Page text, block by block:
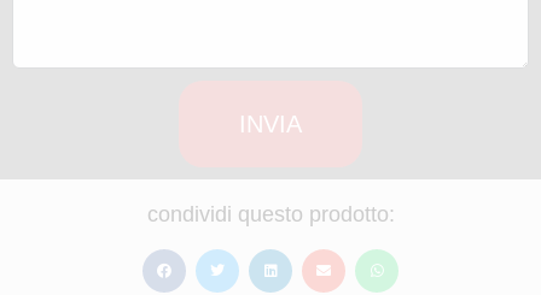
INVIA
condividi questo prodotto: